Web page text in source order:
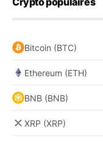
Bitcoin (BTC)
Ethereum (ETH)
BNB (BNB)
XRP (XRP)